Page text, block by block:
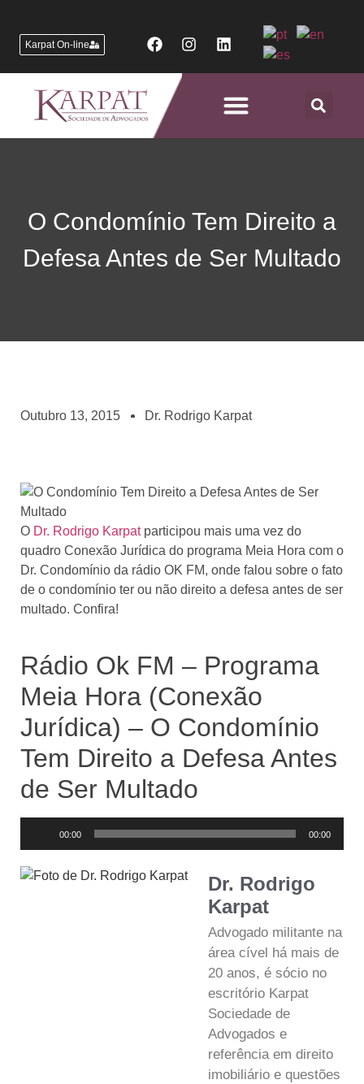
Karpat On-line
O Condomínio Tem Direito a
Defesa Antes de Ser Multado
Outubro 13, 2015 Dr. Rodrigo Karpat
O Dr. Rodrigo Karpatparticipou mais uma vez do
quadro Conexão Jurídica do programa Meia Hora com o
Dr. Condomínio da rádio OK FM, onde falou sobre o fato
de o condomínio ter ou não direito a defesa antes de ser
multado. Confira!
Rádio Ok FM – Programa
Meia Hora (Conexão
Jurídica) – O Condomínio
Tem Direito a Defesa Antes
de Ser Multado
áudio
00:00 00:00
Dr. Rodrigo
Karpat
Advogado militante na
área cível há mais de
20 anos, é sócio no
escritório Karpat
Sociedade de
Advogados e
referência em direito
imobiliário e questões